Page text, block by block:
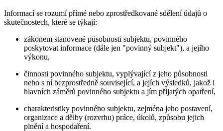
Informací se rozumí přímé nebo zprostředkované sdělení údajů o
skutečnostech, které se týkají:
zákonem stanovené působnosti subjektu, povinného
poskytovat informace (dále jen "povinný subjekt"), a jejího
výkonu,
činnosti povinného subjektu, vyplývající z jeho působnosti
nebo s ní bezprostředně související, a jejích výsledků, jakož i
hlavních záměrů povinného subjektu a jím přijatých opatření,
charakteristiky povinného subjektu, zejména jeho postavení,
organizace a dělby (rozvrhu) práce, úkolů, způsobu jejich
plnění a hospodaření.